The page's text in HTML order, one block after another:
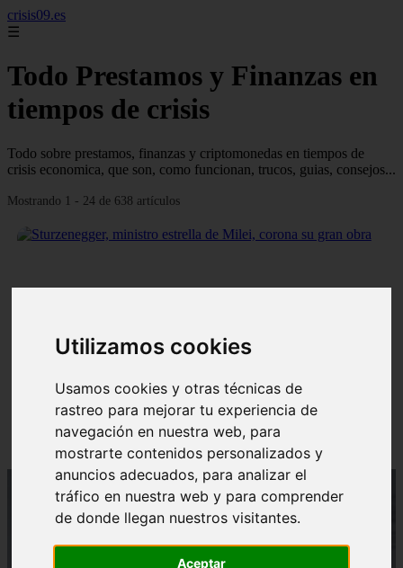
Utilizamos cookies
Usamos cookies y otras técnicas de
rastreo para mejorar tu experiencia de
navegación en nuestra web, para
mostrarte contenidos personalizados y
anuncios adecuados, para analizar el
tráfico en nuestra web y para comprender
de donde llegan nuestros visitantes.
Aceptar
crisis09.es
☰
Todo Prestamos y Finanzas en
tiempos de crisis
Todo sobre prestamos, finanzas y criptomonedas en tiempos de
crisis economica, que son, como funcionan, trucos, guias, consejos...
Mostrando 1 - 24 de 638 artículos
Sturzenegger, ministro estrella de Milei, corona su
gran obra